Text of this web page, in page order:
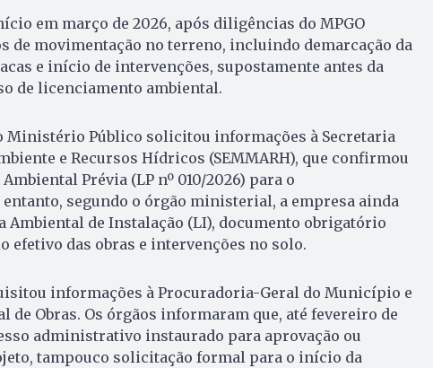
em março de 2026, após diligências do MPGO
movimentação no terreno, incluindo demarcação da
e início de intervenções, supostamente antes da
de licenciamento ambiental.
Ministério Público solicitou informações à Secretaria
e Recursos Hídricos (SEMMARH), que confirmou
Prévia (LP nº 010/2026) para o
segundo o órgão ministerial, a empresa ainda
Ambiental de Instalação (LI), documento obrigatório
efetivo das obras e intervenções no solo.
informações à Procuradoria-Geral do Município e
de Obras. Os órgãos informaram que, até fevereiro de
administrativo instaurado para aprovação ou
tampouco solicitação formal para o início da